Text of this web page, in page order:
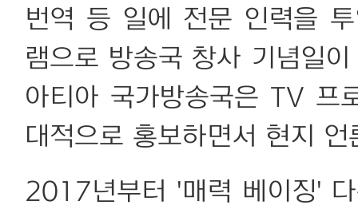
번역 등 일에 전문 인력을
램으로 방송국 창사 기념일
아티아 국가방송국은 TV 프
대적으로 홍보하면서 현지
2017년부터 '매력 베이징'